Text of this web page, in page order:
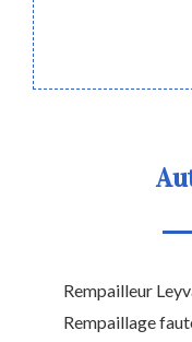
Rempailleur
Rempaillage